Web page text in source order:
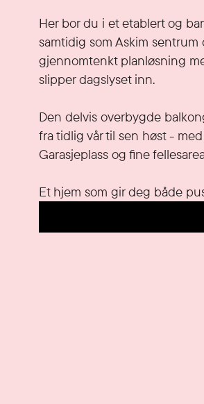
Her bor du i et etablert og
samtidig som Askim
gjennomtenkt planløsning
slipper dagslyset inn.
Den delvis overbygde
fra tidlig vår til sen høst -
Garasjeplass og fine
Et hjem som gir deg både